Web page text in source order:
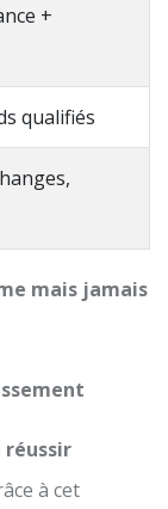
+
qualifiés
mais jamais
réussir
à cet